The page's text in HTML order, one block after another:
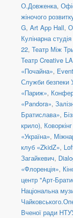
О.Довженка,
жіночого
G, Art App Hall,
Кулінарна
22, Театр Між
Театр Creative
«Почайна»,
Служби безпеки
«Париж»,
«Pandora»,
Братислава»,
крило),
«Україна»,
клуб «ZkidZ»,
Загайкевич,
«Флоренція»,
центр "Арт-
Національна
Вченої ради